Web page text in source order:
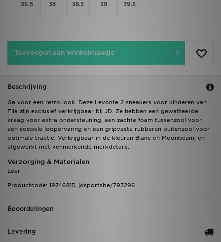
36.5 38 38.5 39 39.5
Toevoegen aan Winkelmandje
Beschrijving
Ga voor een retro look. Deze Levonte 2 sneakers voor kinderen van
Fila zijn exclusief verkrijgbaar bij JD. Ze hebben een gewatteerde
kraag voor extra ondersteuning, een zachte foam tussenzool voor
een soepele loopervaring en een gripvaste rubberen buitenzool voor
optimale tractie. Verkrijgbaar in de kleuren Blanc en Moonbeam, en
afgewerkt met kenmerkende merkdetails.
Verzorging & Materialen
Leer
Productcode: 19746815_jdsportsbe/793296
Beoordelingen
Levering